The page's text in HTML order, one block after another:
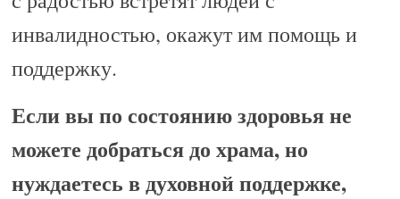
инвалидностью, окажут им помощь и
поддержку.
Если вы по состоянию здоровья не
можете добраться до храма, но
нуждаетесь в духовной поддержке,